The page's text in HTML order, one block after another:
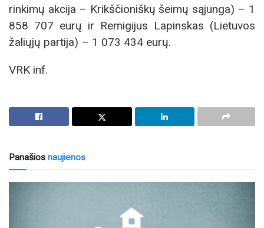
rinkimų akcija – Krikščioniškų šeimų sąjunga) – 1
858 707 eurų ir Remigijus Lapinskas (Lietuvos
žaliųjų partija) – 1 073 434 eurų.
VRK inf.
Panašios naujienos